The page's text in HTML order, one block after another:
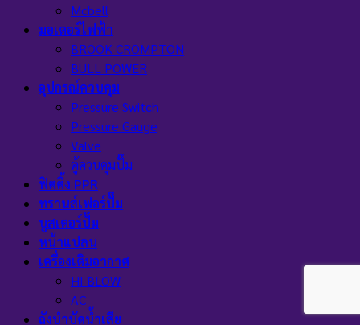
Mcbell
มอเตอร์ไฟฟ้า
BROOK CROMPTON
BULL POWER
อุปกรณ์ควบคุม
Pressure Switch
Pressure Gauge
Valve
ตู้ควบคุมปั๊ม
ฟิตติ้ง PPR
ทรานส์เฟอร์ปั๊ม
บูสเตอร์ปั๊ม
หน้าแปลน
เครื่องเติมอากาศ
HI BLOW
AC
ถังบำบัดน้ำเสีย